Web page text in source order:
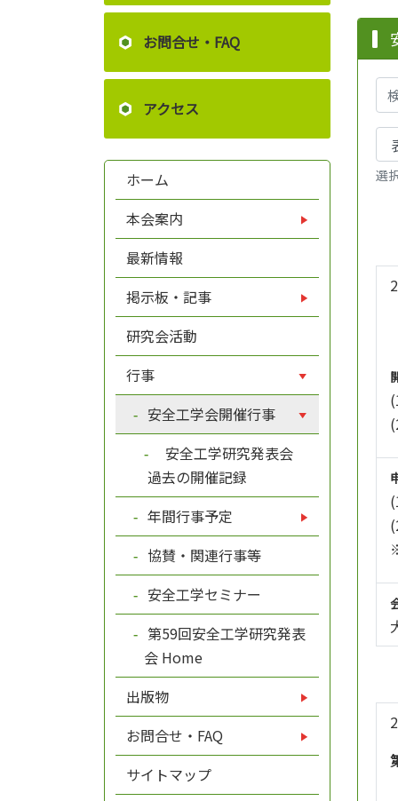
お問合せ・FAQ
アクセス
ホーム
本会案内
最新情報
掲示板・記事
研究会活動
行事
安全工学会開催行事
安全工学研究発表会
過去の開催記録
年間行事予定
協賛・関連行事等
安全工学セミナー
第59回安全工学研究発表
会 Home
出版物
お問合せ・FAQ
サイトマップ
選